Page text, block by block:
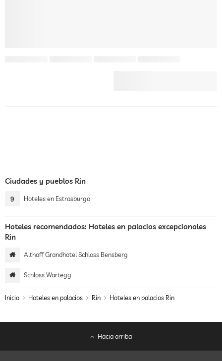
Ciudades y pueblos Rin
9 Hoteles en Estrasburgo
Hoteles recomendados: Hoteles en palacios excepcionales
Rin
Althoff Grandhotel Schloss Bensberg
Schloss Wartegg
Inicio Hoteles en palacios Rin Hoteles en palacios Rin
Hacia arriba